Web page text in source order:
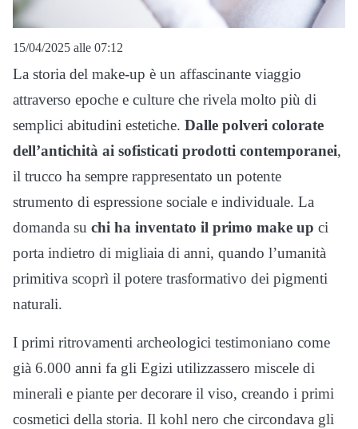
15/04/2025 alle 07:12
La storia del make-up è un affascinante viaggio
attraverso epoche e culture che rivela molto più di
semplici abitudini estetiche. Dalle polveri colorate
dell’antichità ai sofisticati prodotti contemporanei,
il trucco ha sempre rappresentato un potente
strumento di espressione sociale e individuale. La
domanda su chi ha inventato il primo make up ci
porta indietro di migliaia di anni, quando l’umanità
primitiva scoprì il potere trasformativo dei pigmenti
naturali.
I primi ritrovamenti archeologici testimoniano come
già 6.000 anni fa gli Egizi utilizzassero miscele di
minerali e piante per decorare il viso, creando i primi
cosmetici della storia. Il kohl nero che circondava gli